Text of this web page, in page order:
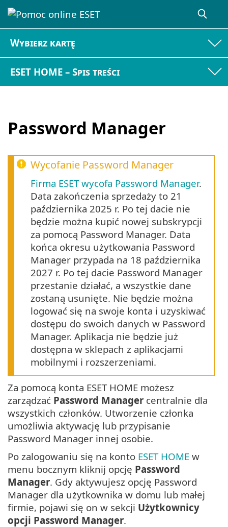
Wybierz kartę
ESET HOME – Spis treści
Password Manager
Wycofanie Password Manager
Firma ESET wycofa Password Manager.
Data zakończenia sprzedaży to 21
października 2025 r. Po tej dacie nie
będzie można kupić nowej subskrypcji
za pomocą Password Manager. Data
końca okresu użytkowania Password
Manager przypada na 18 października
2027 r. Po tej dacie Password Manager
przestanie działać, a wszystkie dane
zostaną usunięte. Nie będzie można
logować się na swoje konta i uzyskiwać
dostępu do swoich danych w Password
Manager. Aplikacja nie będzie już
dostępna w sklepach z aplikacjami
mobilnymi i rozszerzeniami.
Za pomocą konta ESET HOME możesz
zarządzać Password Manager centralnie dla
wszystkich członków. Utworzenie członka
umożliwia aktywację lub przypisanie
Password Manager innej osobie.
Po zalogowaniu się na konto ESET HOME w
menu bocznym kliknij opcję Password
Manager. Gdy aktywujesz opcję Password
Manager dla użytkownika w domu lub małej
firmie, pojawi się on w sekcji Użytkownicy
opcji Password Manager.